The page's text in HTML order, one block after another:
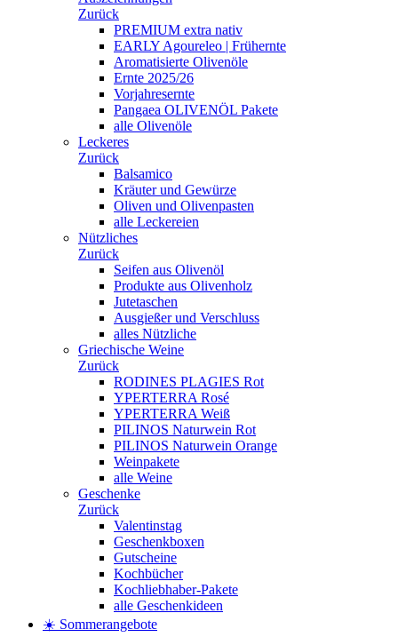
Zurück
PREMIUM extra nativ
EARLY Agoureleo | Frühernte
Aromatisierte Olivenöle
Ernte 2025/26
Vorjahresernte
Pangaea OLIVENÖL Pakete
alle Olivenöle
Leckeres
Zurück
Balsamico
Kräuter und Gewürze
Oliven und Olivenpasten
alle Leckereien
Nützliches
Zurück
Seifen aus Olivenöl
Produkte aus Olivenholz
Jutetaschen
Ausgießer und Verschluss
alles Nützliche
Griechische Weine
Zurück
RODINES PLAGIES Rot
YPERTERRA Rosé
YPERTERRA Weiß
PILINOS Naturwein Rot
PILINOS Naturwein Orange
Weinpakete
alle Weine
Geschenke
Zurück
Valentinstag
Geschenkboxen
Gutscheine
Kochbücher
Kochliebhaber-Pakete
alle Geschenkideen
☀️ Sommerangebote